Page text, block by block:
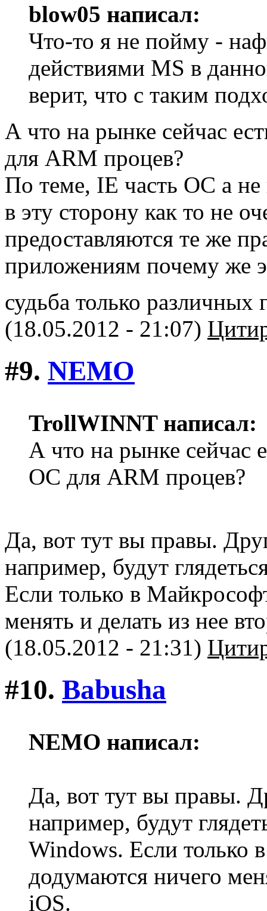
blow05 написал:
Что-то я не пойму -
действиями MS в
верит, что с таким
А что на рынке сейчас
для ARM процев?
По теме, IE часть ОС а не
в эту сторону как то не
предоставляются те же
приложениям почему же
судьба только
(18.05.2012 - 21:07)
#9. NEMO
TrollWINNT написал:
А что на рынке сейчас
ОС для ARM процев?
Да, вот тут вы правы.
например, будут
Если только в
менять и делать из нее
(18.05.2012 - 21:31)
#10. Babusha
NEMO написал:
Да, вот тут вы правы.
например, будут
Windows. Если только
додумаются ничего
iOS.